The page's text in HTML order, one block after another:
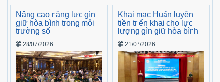
Nâng cao năng lực gìn
giữ hòa bình trong môi
trường số
28/07/2026
Khai mạc Huấn luyện
tiền triển khai cho lực
lượng gìn giữ hòa bình
21/07/2026